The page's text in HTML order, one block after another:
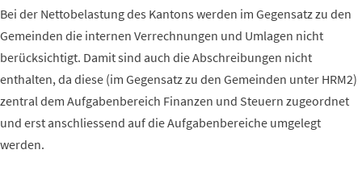
Bei der Nettobelastung des Kantons werden im Gegensatz zu den
Gemeinden die internen Verrechnungen und Umlagen nicht
berücksichtigt. Damit sind auch die Abschreibungen nicht
enthalten, da diese (im Gegensatz zu den Gemeinden unter HRM2)
zentral dem Aufgabenbereich Finanzen und Steuern zugeordnet
und erst anschliessend auf die Aufgabenbereiche umgelegt
werden.